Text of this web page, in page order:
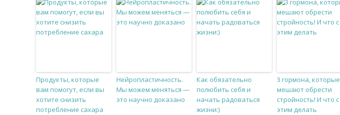
Продукты, которые
вам помогут, если вы
хотите снизить
потребление сахара
Нейропластичность.
Мы можем меняться —
это научно доказано
Как обязательно
полюбить себя и
начать радоваться
жизни:)
3 гормона, которые
мешают обрести
стройность! И что с
этим делать